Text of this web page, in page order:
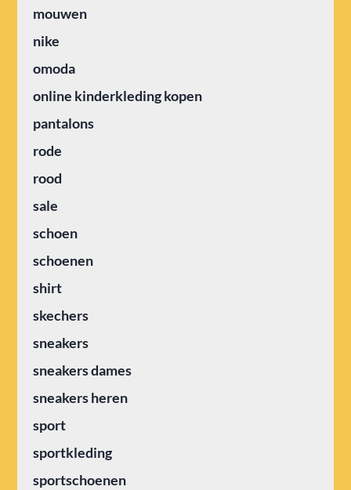
mouwen
nike
omoda
online kinderkleding kopen
pantalons
rode
rood
sale
schoen
schoenen
shirt
skechers
sneakers
sneakers dames
sneakers heren
sport
sportkleding
sportschoenen